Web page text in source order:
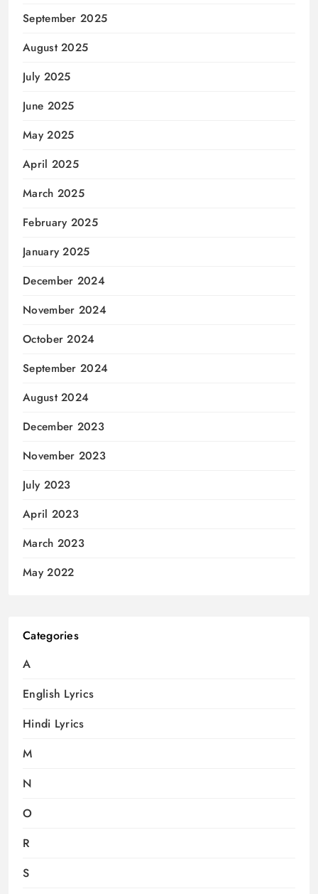
September 2025
August 2025
July 2025
June 2025
May 2025
April 2025
March 2025
February 2025
January 2025
December 2024
November 2024
October 2024
September 2024
August 2024
December 2023
November 2023
July 2023
April 2023
March 2023
May 2022
Categories
A
English Lyrics
Hindi Lyrics
M
N
O
R
S